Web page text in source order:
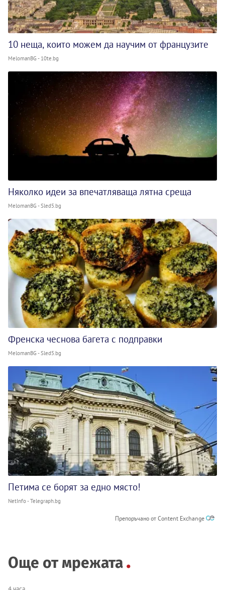
10 неща, които можем да научим от французите
MelomanBG - 10te.bg
Няколко идеи за впечатляваща лятна среща
MelomanBG - Sled5.bg
Френска чеснова багета с подправки
MelomanBG - Sled5.bg
Петима се борят за едно място!
NetInfo - Telegraph.bg
Препоръчано от Content Exchange
Още от мрежата
4 часа